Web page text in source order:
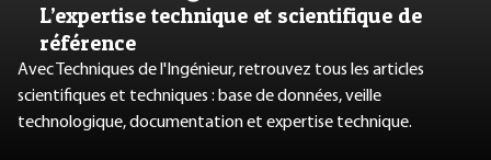
L’expertise technique et scientifique de
référence
Avec Techniques de l'Ingénieur, retrouvez tous les articles
scientifiques et techniques : base de données, veille
technologique, documentation et expertise technique.